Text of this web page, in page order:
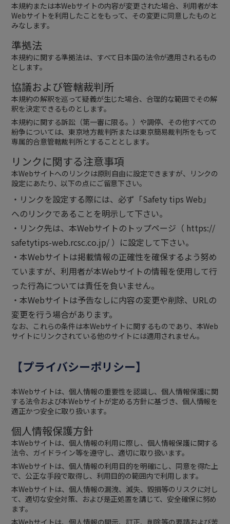
本規約または本Webサイトの内容が変更された場合、利用者が本
Webサイトを利用したことをもって、その変更に同意したものと
みなします。
準拠法
本規約に関する準拠法は、すべて日本国の法令が適用されるもの
とします。
協議および管轄裁判所
本規約の解釈を巡って疑義が生じた場合、合理的な範囲でその解
釈を決定できるものとします。
本規約に関する訴訟（第一審に限る。）や調停、その他すべての
紛争については、東京地方裁判所または東京簡易裁判所をもって
専属的合意管轄裁判所とすることとします。
リンクに関する注意事項
本Webサイトへのリンクは原則自由に設定できますが、リンクの
設定にあたり、以下の点にご留意下さい。
・リンクを設定する際には、必ず「Safety tips Web」
へのリンクであることを明示して下さい。
・リンク先は、本Webサイトのトップページ（ https://
safetytips-web.rcsc.co.jp/ ）に設定して下さい。
・本Webサイトは掲載情報の正確性を確保するよう努め
ていますが、利用者が本Webサイトの情報を使用して行
った行為については責任を負いません。
・本Webサイトは予告なしに内容の変更や削除、URLの
変更を行う場合があります。
なお、これらの条件は本Webサイトに関するものであり、本Web
サイトにリンクされている他のサイトには適用されません。
【プライバシーポリシー】
本Webサイトは、個人情報の重要性を認識し、個人情報保護に関
する法令および本Webサイトが定める方針に基づき、個人情報を
適正かつ安全に取り扱います。
個人情報保護方針
本Webサイトは、個人情報の利用に際し、個人情報保護に関する
法令、ガイドライン等を遵守し、適切に取り扱います。
本Webサイトは、個人情報の利用目的を明確にし、同意を得た上
で、公正な手段で取得し、利用目的の範囲内で利用します。
本Webサイトは、個人情報の漏洩、滅失、毀損等のリスクに対し
て、適切な安全対策、および是正処置を講じて、安全確保に努め
ます。